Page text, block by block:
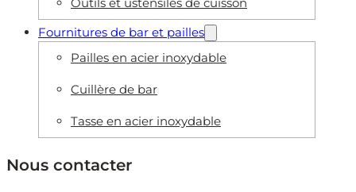
Fournitures de bar et pailles
Pailles en acier inoxydable
Cuillère de bar
Tasse en acier inoxydable
Nous contacter